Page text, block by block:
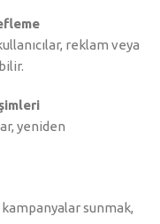
reklam veya
yeniden
sunmak,